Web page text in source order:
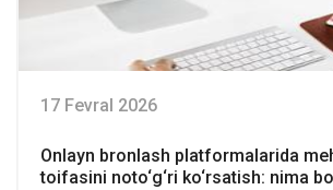
17 Fevral 2026
Onlayn bronlash platformalarida
toifasini noto‘g‘ri ko‘rsatish: nima